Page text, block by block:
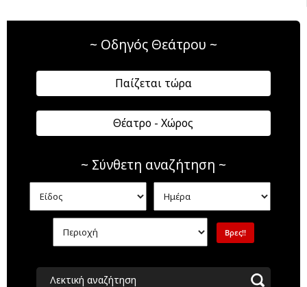
~ Οδηγός Θεάτρου ~
Παίζεται τώρα
Θέατρο - Χώρος
~ Σύνθετη αναζήτηση ~
Λεκτική αναζήτηση